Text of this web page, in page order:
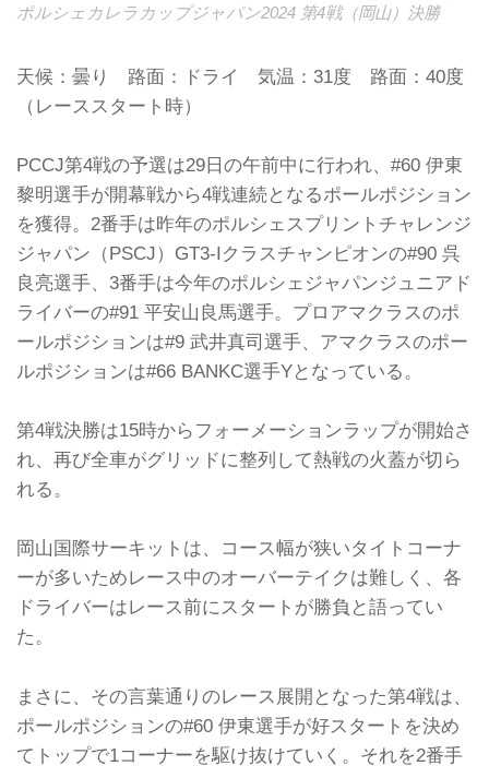
ポルシェカレラカップジャパン2024 第4戦（岡山）決勝
天候：曇り 路面：ドライ 気温：31度 路面：40度
（レーススタート時）
PCCJ第4戦の予選は29日の午前中に行われ、#60 伊東
黎明選手が開幕戦から4戦連続となるポールポジション
を獲得。2番手は昨年のポルシェスプリントチャレンジ
ジャパン（PSCJ）GT3-Iクラスチャンピオンの#90 呉
良亮選手、3番手は今年のポルシェジャパンジュニアド
ライバーの#91 平安山良馬選手。プロアマクラスのポ
ールポジションは#9 武井真司選手、アマクラスのポー
ルポジションは#66 BANKC選手Yとなっている。
第4戦決勝は15時からフォーメーションラップが開始さ
れ、再び全車がグリッドに整列して熱戦の火蓋が切ら
れる。
岡山国際サーキットは、コース幅が狭いタイトコーナ
ーが多いためレース中のオーバーテイクは難しく、各
ドライバーはレース前にスタートが勝負と語ってい
た。
まさに、その言葉通りのレース展開となった第4戦は、
ポールポジションの#60 伊東選手が好スタートを決め
てトップで1コーナーを駆け抜けていく。それを2番手